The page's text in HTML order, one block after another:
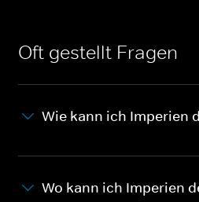
Oft gestellt Fragen
Wie kann ich Imperien
Wo kann ich Imperien